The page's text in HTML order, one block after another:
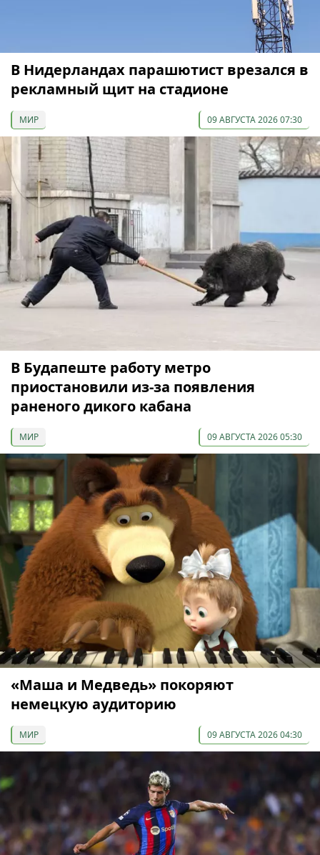
В Нидерландах парашютист врезался в
рекламный щит на стадионе
МИР 09 АВГУСТА 2026 07:30
В Будапеште работу метро
приостановили из-за появления
раненого дикого кабана
МИР 09 АВГУСТА 2026 05:30
«Маша и Медведь» покоряют
немецкую аудиторию
МИР 09 АВГУСТА 2026 04:30